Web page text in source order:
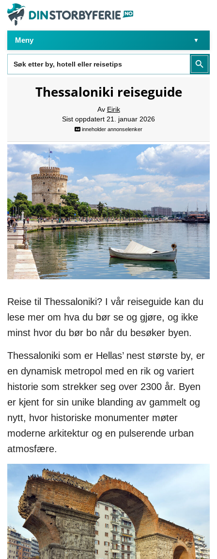
Meny
Search
for:
Search
Thessaloniki reiseguide
Av Eirik
Sist oppdatert 21. januar 2026
inneholder annonselenker
Reise til Thessaloniki? I vår reiseguide kan du
lese mer om hva du bør se og gjøre, og ikke
minst hvor du bør bo når du besøker byen.
Thessaloniki som er Hellas’ nest største by, er
en dynamisk metropol med en rik og variert
historie som strekker seg over 2300 år. Byen
er kjent for sin unike blanding av gammelt og
nytt, hvor historiske monumenter møter
moderne arkitektur og en pulserende urban
atmosfære.